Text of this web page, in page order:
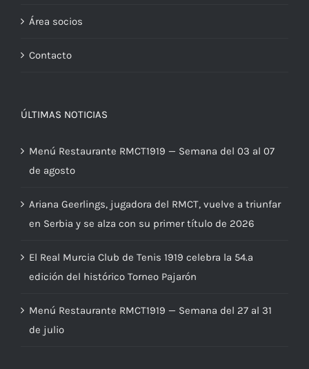
Área socios
Contacto
ÚLTIMAS NOTICIAS
Menú Restaurante RMCT1919 — Semana del 03 al 07
de agosto
Ariana Geerlings, jugadora del RMCT, vuelve a triunfar
en Serbia y se alza con su primer título de 2026
El Real Murcia Club de Tenis 1919 celebra la 54.ª
edición del histórico Torneo Pajarón
Menú Restaurante RMCT1919 — Semana del 27 al 31
de julio